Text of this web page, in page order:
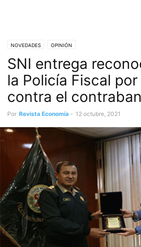
NOVEDADES OPINIÓN
SNI entrega
la Policía Fiscal
contra el
Por Revista Economía - 12 octubre, 2021